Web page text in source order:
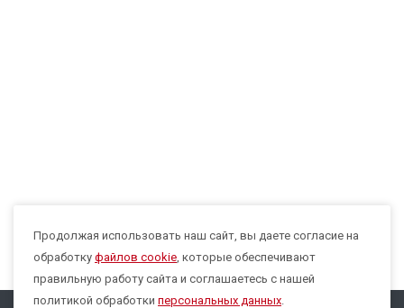
Max
Продолжая использовать наш сайт, вы даете согласие на
обработку файлов cookie, которые обеспечивают
правильную работу сайта и соглашаетесь с нашей
политикой обработки персональных данных.